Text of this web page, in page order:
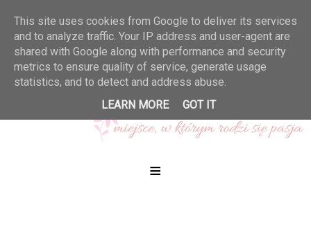
≡
This site uses cookies from Google to deliver its services
and to analyze traffic. Your IP address and user-agent are
shared with Google along with performance and security
metrics to ensure quality of service, generate usage
statistics, and to detect and address abuse.
LEARN MORE
GOT IT